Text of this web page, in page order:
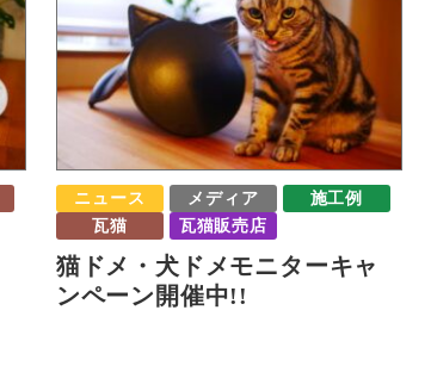
ニュース メディア
施工例
瓦猫
瓦猫販売店
猫ドメ・犬ドメモニターキャ
ンペーン開催中!!